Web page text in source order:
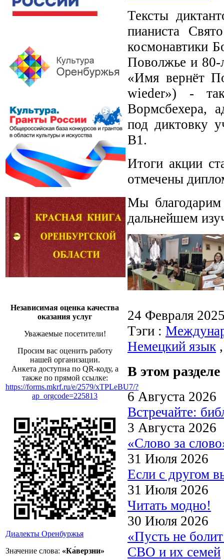
Независимая оценка качества
оказания услуг
Уважаемые посетители!
Просим вас оценить работу
нашей организации.
Анкета доступна по QR-коду, а
также по прямой ссылке:
https://forms.mkrf.ru/e/2579/xTPLeBU7/?
ap_orgcode=225813
Диалекты Оренбуржья
Значение слова: «Ка́верзни»
Тексты
пианиста
космонавтики
Поволжье и 80-
«Имя вернёт
wieder») - так
Вормсбехера,
под диктовку
B1.
Итоги акции
отмечены
Мы благодарим
дальнейшем
24 Февраля
Тэги :
Немецкий язык
В этом разделе
6 Августа 2026
Встречайте:
3 Августа 2026
«Слово за
31 Июля 2026
Если с другом
31 Июля 2026
Читать модно!
30 Июля 2026
«Пусть не
СВО и их семей